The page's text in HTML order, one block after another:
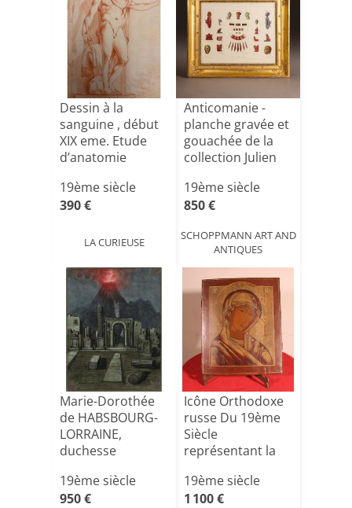
Dessin à la
sanguine , début
XIX eme. Etude
d’anatomie
19ème siècle
390 €
LA CURIEUSE
Anticomanie -
planche gravée et
gouachée de la
collection Julien
19ème siècle
850 €
SCHOPPMANN ART AND
ANTIQUES
Marie-Dorothée
de HABSBOURG-
LORRAINE,
duchesse
19[...]
19ème siècle
950 €
Icône Orthodoxe
russe Du 19ème
Siècle
représentant la
19ème siècle
1 100 €